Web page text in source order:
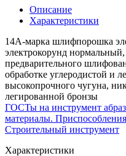
Описание
Характеристики
14А-марка шлифпорошка
электрокорунд
предварительного
обработке углеродистой и
высокопрочного чугуна,
легированной бронзы
ГОСТы на инструмент
материалы.
Строительный инструмент
Характеристики